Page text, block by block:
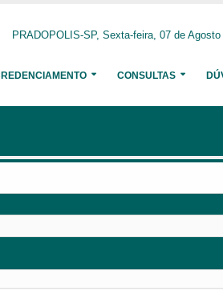
PRADOPOLIS-SP, Sexta-feira, 07 de Agosto
CONSULTAS